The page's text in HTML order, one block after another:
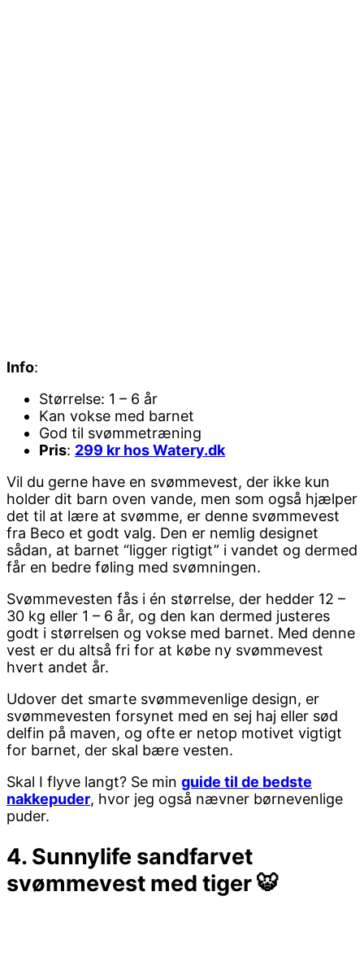
Info:
Størrelse: 1 – 6 år
Kan vokse med barnet
God til svømmetræning
Pris: 299 kr hos Watery.dk
Vil du gerne have en svømmevest, der ikke kun
holder dit barn oven vande, men som også hjælper
det til at lære at svømme, er denne svømmevest
fra Beco et godt valg. Den er nemlig designet
sådan, at barnet “ligger rigtigt” i vandet og dermed
får en bedre føling med svømningen.
Svømmevesten fås i én størrelse, der hedder 12 –
30 kg eller 1 – 6 år, og den kan dermed justeres
godt i størrelsen og vokse med barnet. Med denne
vest er du altså fri for at købe ny svømmevest
hvert andet år.
Udover det smarte svømmevenlige design, er
svømmevesten forsynet med en sej haj eller sød
delfin på maven, og ofte er netop motivet vigtigt
for barnet, der skal bære vesten.
Skal I flyve langt? Se min guide til de bedste
nakkepuder, hvor jeg også nævner børnevenlige
puder.
4. Sunnylife sandfarvet
svømmevest med tiger 🐯